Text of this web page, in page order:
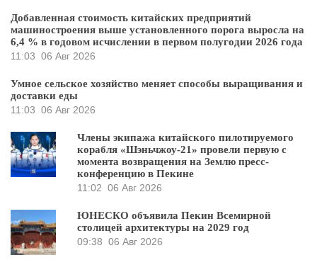
Добавленная стоимость китайских предприятий
машиностроения выше установленного порога выросла на
6,4 % в годовом исчислении в первом полугодии 2026 года
11:03 06 Авг 2026
Умное сельское хозяйство меняет способы выращивания и
доставки еды
11:03 06 Авг 2026
Члены экипажа китайского пилотируемого
корабля «Шэньчжоу-21» провели первую с
момента возвращения на Землю пресс-
конференцию в Пекине
11:02 06 Авг 2026
ЮНЕСКО объявила Пекин Всемирной
столицей архитектуры на 2029 год
09:38 06 Авг 2026